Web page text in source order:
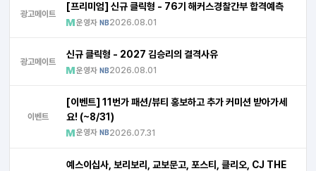
광고메이트
[프리미엄] 신규 클릭형 - 76기 해커스경찰간부 합격예측
운영자 NB2026.08.01
광고메이트
신규 클릭형 - 2027 김승리의 결격사유
운영자 NB2026.08.01
이벤트
[이벤트] 11번가 패션/뷰티 홍보하고 추가 커미션 받아가세
요! (~8/31)
운영자 NB2026.07.31
예스이십사, 보리보리, 교보문고, 포스티, 클리오, CJ THE